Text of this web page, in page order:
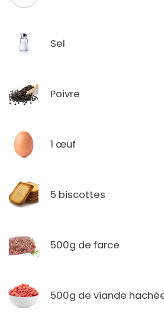
Sel
Poivre
1 œuf
5 biscottes
500g de farce
500g de viande